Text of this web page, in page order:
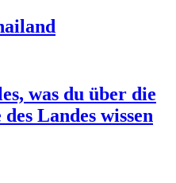
was du über die
Landes wissen